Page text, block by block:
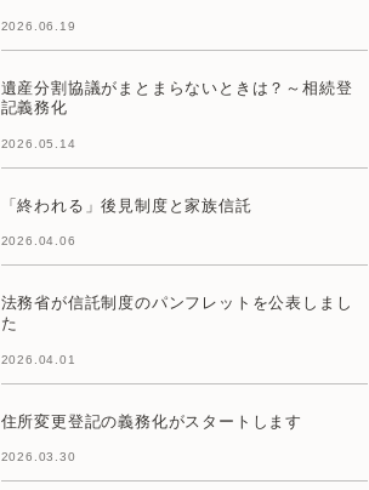
2026.06.19
遺産分割協議がまとまらないときは？～相続登
記義務化
2026.05.14
「終われる」後見制度と家族信託
2026.04.06
法務省が信託制度のパンフレットを公表しまし
た
2026.04.01
住所変更登記の義務化がスタートします
2026.03.30